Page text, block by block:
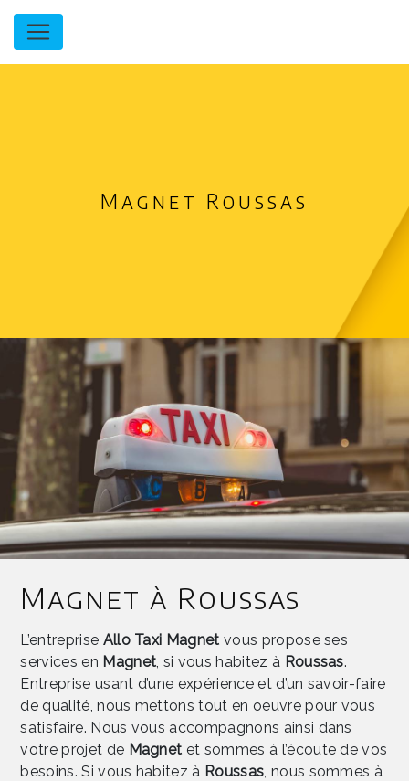
Panneau de gestion des cookies
Magnet Roussas
Magnet à Roussas
L’entreprise Allo Taxi Magnet vous propose ses
services en Magnet , si vous habitez à Roussas.
Entreprise usant d’une expérience et d’un savoir-faire
de qualité, nous mettons tout en oeuvre pour vous
satisfaire. Nous vous accompagnons ainsi dans
votre projet de Magnet et sommes à l’écoute de vos
besoins. Si vous habitez à Roussas , nous sommes à